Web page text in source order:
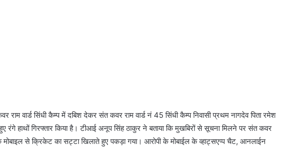
वार्ड सिंधी कैम्प में दबिश देकर संत कवर राम वार्ड नं 45 सिंधी कैम्प निवासी प्रथम नागदेव पिता रमेश
रंगे हाथों गिरफ्तार किया है। टीआई अनूप सिंह ठाकुर ने बताया कि मुखबिरों से सूचना मिलने पर संत कवर
मोबाइल से क्रिकेट का सट्टा खिलाते हुए पकड़ा गया। आरोपी के मोबाईल के व्हाट्सएप्प चैट, आनलाईन